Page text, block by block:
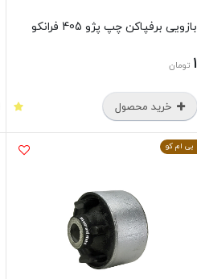
بازویی برفپاکن چپ پژو 405 فرانکو
1 تومان
خرید محصول
بی ام کو